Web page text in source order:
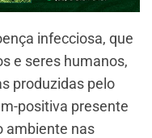
infecciosa, que
e seres humanos,
produzidas pelo
positiva presente
ambiente nas